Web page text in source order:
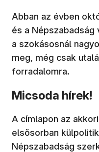
Abban az évben
és a Népszabadság
a szokásosnál
meg, még csak
forradalomra.
Micsoda hírek!
A címlapon az
elsősorban
Népszabadság